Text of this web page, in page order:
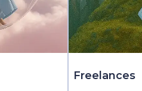
Freelances